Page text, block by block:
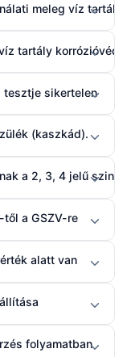
meleg víz tartály
tartály
tesztje sikertelen
(kaszkád).
a 2, 3, 4 jelű
től a GSZV-re
alatt van
folyamatban